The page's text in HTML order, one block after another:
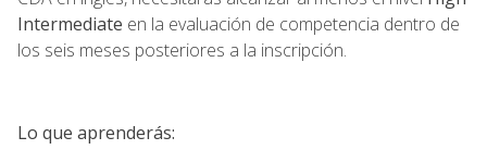
Intermediate en la evaluación de competencia dentro de
los seis meses posteriores a la inscripción.
Lo que aprenderás: